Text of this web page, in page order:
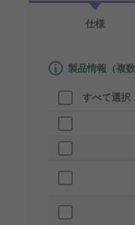
仕様
製品情報（複
すべて選択